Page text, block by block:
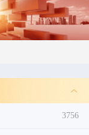
3756